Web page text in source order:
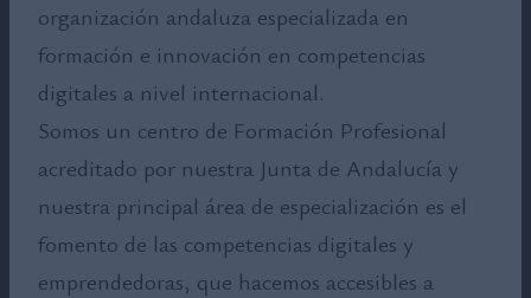
organización andaluza especializada en
formación e innovación en competencias
digitales a nivel internacional.
Somos un centro de Formación Profesional
acreditado por nuestra Junta de Andalucía y
nuestra principal área de especialización es el
fomento de las competencias digitales y
emprendedoras, que hacemos accesibles a